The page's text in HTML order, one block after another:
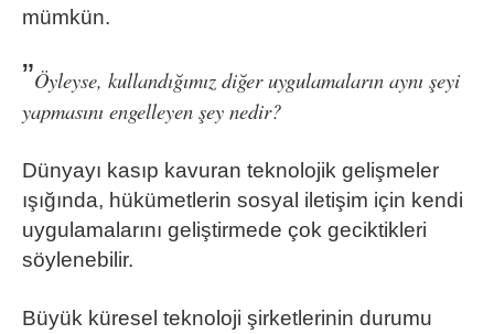
mümkün.
”Öyleyse, kullandığımız diğer uygulamaların aynı şeyi
yapmasını engelleyen şey nedir?
Dünyayı kasıp kavuran teknolojik gelişmeler
ışığında, hükümetlerin sosyal iletişim için kendi
uygulamalarını geliştirmede çok geciktikleri
söylenebilir.
Büyük küresel teknoloji şirketlerinin durumu